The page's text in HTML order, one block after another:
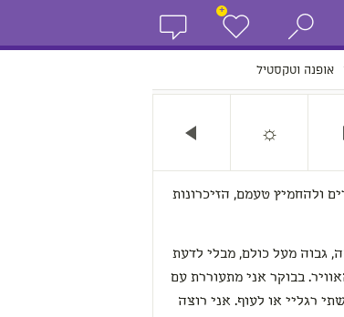
+
אופנה וטקסטיל
☼
ולהחמיץ טעמם, הזיכרונות
גבוה מעל כולם, מבלי לדעת
בבוקר אני מתעוררת עם
רגליי או לעוף. אני רוצה